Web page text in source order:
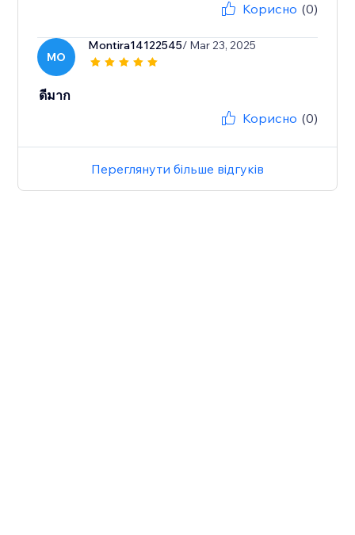
Корисно (0)
MO
Montira14122545/ Mar 23, 2025
ดีมาก
Корисно (0)
Переглянути більше відгуків